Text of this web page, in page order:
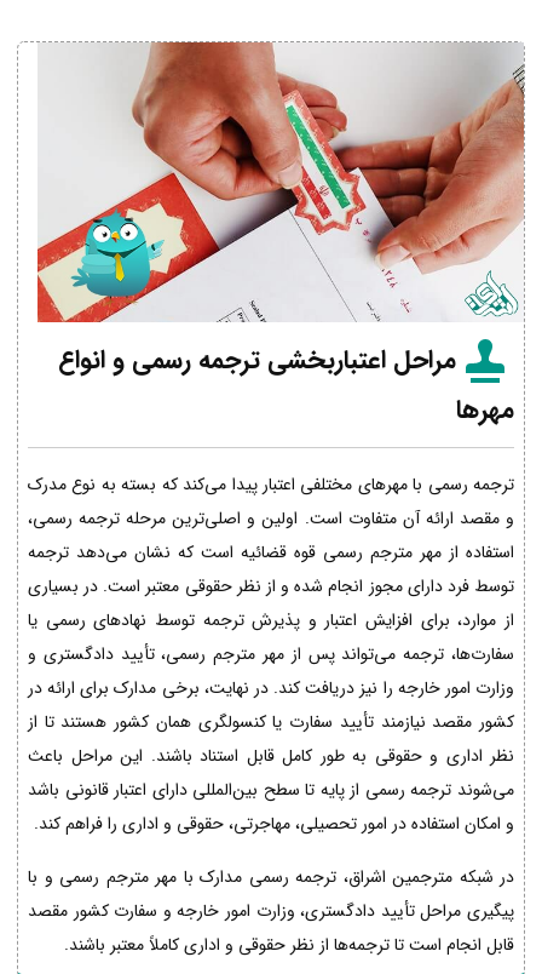
مراحل اعتباربخشی ترجمه رسمی و انواع
مهرها
ترجمه رسمی با مهرهای مختلفی اعتبار پیدا می‌کند که بسته به نوع مدرک
و مقصد ارائه آن متفاوت است. اولین و اصلی‌ترین مرحله ترجمه رسمی،
استفاده از مهر مترجم رسمی قوه قضائیه است که نشان می‌دهد ترجمه
توسط فرد دارای مجوز انجام شده و از نظر حقوقی معتبر است. در بسیاری
از موارد، برای افزایش اعتبار و پذیرش ترجمه توسط نهادهای رسمی یا
سفارت‌ها، ترجمه می‌تواند پس از مهر مترجم رسمی، تأیید دادگستری و
وزارت امور خارجه را نیز دریافت کند. در نهایت، برخی مدارک برای ارائه در
کشور مقصد نیازمند تأیید سفارت یا کنسولگری همان کشور هستند تا از
نظر اداری و حقوقی به طور کامل قابل استناد باشند. این مراحل باعث
می‌شوند ترجمه رسمی از پایه تا سطح بین‌المللی دارای اعتبار قانونی باشد
و امکان استفاده در امور تحصیلی، مهاجرتی، حقوقی و اداری را فراهم کند.
در شبکه مترجمین اشراق، ترجمه رسمی مدارک با مهر مترجم رسمی و با
پیگیری مراحل تأیید دادگستری، وزارت امور خارجه و سفارت کشور مقصد
قابل انجام است تا ترجمه‌ها از نظر حقوقی و اداری کاملاً معتبر باشند.